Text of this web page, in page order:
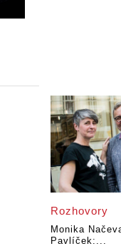
Rozhovory
Monika
Pavlíček:...